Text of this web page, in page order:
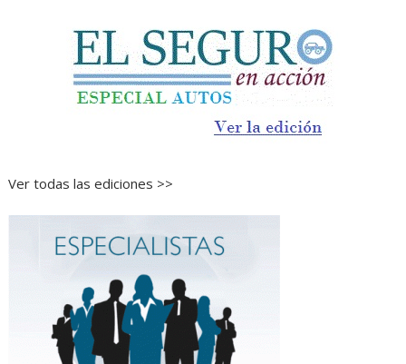
Ver todas las ediciones >>